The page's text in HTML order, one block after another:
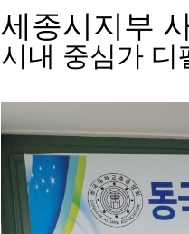
세종시지부
시내 중심가 디